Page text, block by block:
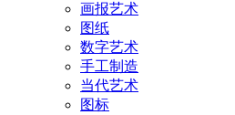
画报艺术
图纸
数字艺术
手工制造
当代艺术
图标